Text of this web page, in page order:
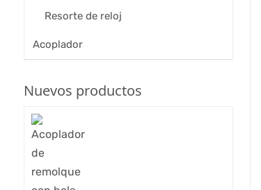
Resorte de reloj
Acoplador
Nuevos productos